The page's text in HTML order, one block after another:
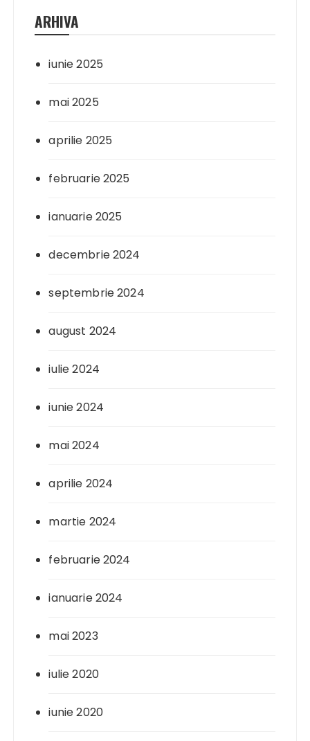
ARHIVA
iunie 2025
mai 2025
aprilie 2025
februarie 2025
ianuarie 2025
decembrie 2024
septembrie 2024
august 2024
iulie 2024
iunie 2024
mai 2024
aprilie 2024
martie 2024
februarie 2024
ianuarie 2024
mai 2023
iulie 2020
iunie 2020